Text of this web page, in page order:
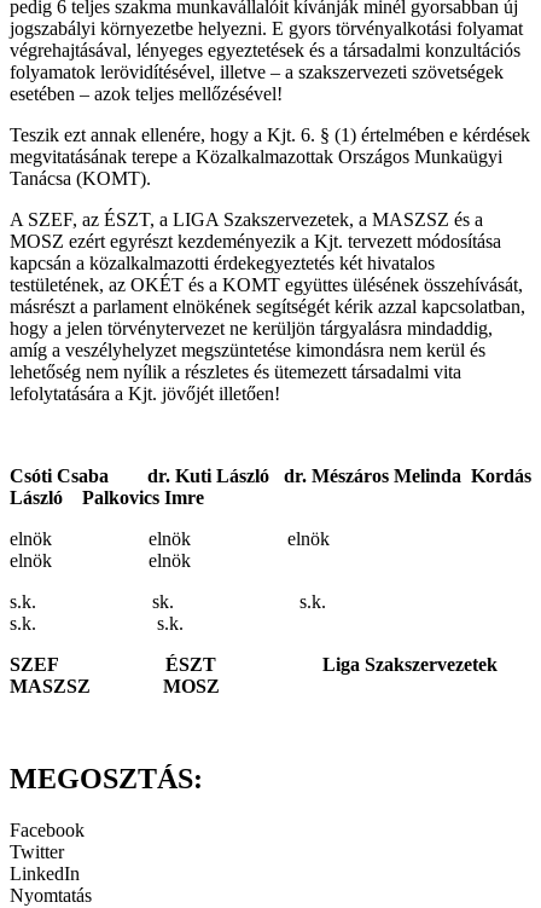
pedig 6 teljes szakma munkavállalóit kívánják minél gyorsabban új
jogszabályi környezetbe helyezni. E gyors törvényalkotási folyamat
végrehajtásával, lényeges egyeztetések és a társadalmi konzultációs
folyamatok lerövidítésével, illetve – a szakszervezeti szövetségek
esetében – azok teljes mellőzésével!
Teszik ezt annak ellenére, hogy a Kjt. 6. § (1) értelmében e kérdések
megvitatásának terepe a Közalkalmazottak Országos Munkaügyi
Tanácsa (KOMT).
A SZEF, az ÉSZT, a LIGA Szakszervezetek, a MASZSZ és a
MOSZ ezért egyrészt kezdeményezik a Kjt. tervezett módosítása
kapcsán a közalkalmazotti érdekegyeztetés két hivatalos
testületének, az OKÉT és a KOMT együttes ülésének összehívását,
másrészt a parlament elnökének segítségét kérik azzal kapcsolatban,
hogy a jelen törvénytervezet ne kerüljön tárgyalásra mindaddig,
amíg a veszélyhelyzet megszüntetése kimondásra nem kerül és
lehetőség nem nyílik a részletes és ütemezett társadalmi vita
lefolytatására a Kjt. jövőjét illetően!
Csóti Csaba dr. Kuti László dr. Mészáros Melinda Kordás
László Palkovics Imre
elnök elnök elnök
elnök elnök
s.k. sk. s.k.
s.k. s.k.
SZEF ÉSZT Liga Szakszervezetek
MASZSZ MOSZ
MEGOSZTÁS:
Facebook
Twitter
LinkedIn
Nyomtatás